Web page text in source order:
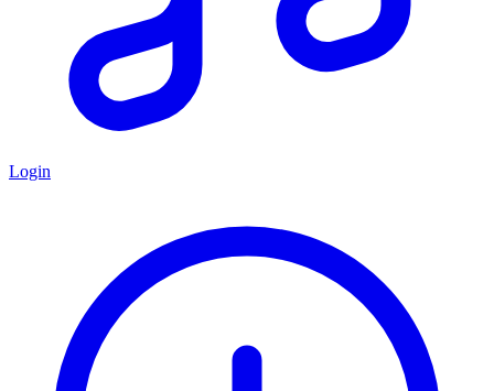
Login